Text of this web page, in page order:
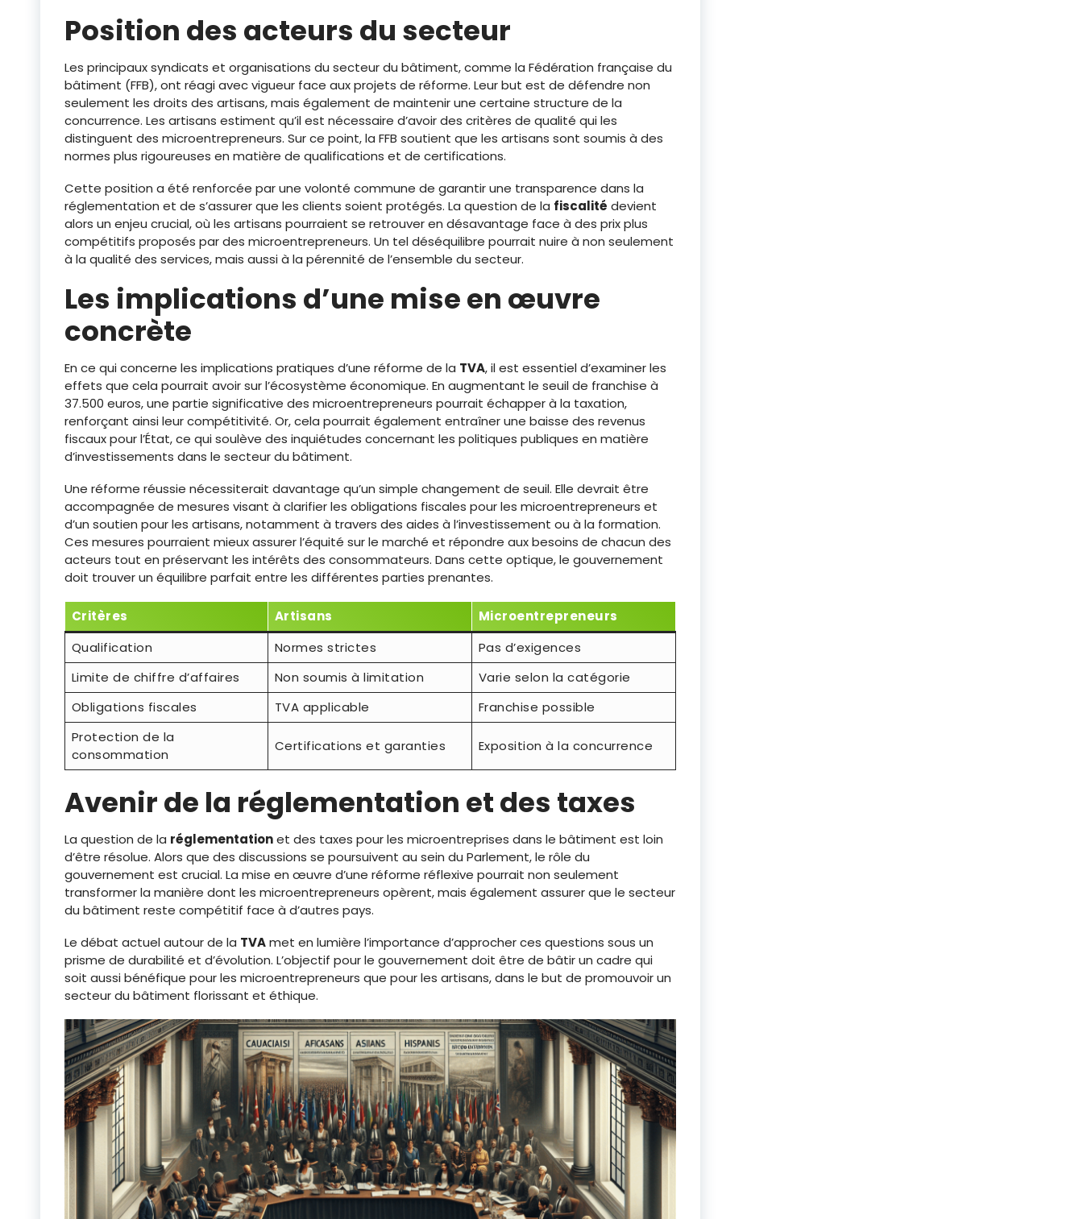
Position des acteurs du secteur
Les principaux syndicats et organisations du secteur du bâtiment, comme la Fédération française du
bâtiment (FFB), ont réagi avec vigueur face aux projets de réforme. Leur but est de défendre non
seulement les droits des artisans, mais également de maintenir une certaine structure de la
concurrence. Les artisans estiment qu’il est nécessaire d’avoir des critères de qualité qui les
distinguent des microentrepreneurs. Sur ce point, la FFB soutient que les artisans sont soumis à des
normes plus rigoureuses en matière de qualifications et de certifications.
Cette position a été renforcée par une volonté commune de garantir une transparence dans la
réglementation et de s’assurer que les clients soient protégés. La question de la fiscalité devient
alors un enjeu crucial, où les artisans pourraient se retrouver en désavantage face à des prix plus
compétitifs proposés par des microentrepreneurs. Un tel déséquilibre pourrait nuire à non seulement
à la qualité des services, mais aussi à la pérennité de l’ensemble du secteur.
Les implications d’une mise en œuvre
concrète
En ce qui concerne les implications pratiques d’une réforme de la TVA, il est essentiel d’examiner les
effets que cela pourrait avoir sur l’écosystème économique. En augmentant le seuil de franchise à
37.500 euros, une partie significative des microentrepreneurs pourrait échapper à la taxation,
renforçant ainsi leur compétitivité. Or, cela pourrait également entraîner une baisse des revenus
fiscaux pour l’État, ce qui soulève des inquiétudes concernant les politiques publiques en matière
d’investissements dans le secteur du bâtiment.
Une réforme réussie nécessiterait davantage qu’un simple changement de seuil. Elle devrait être
accompagnée de mesures visant à clarifier les obligations fiscales pour les microentrepreneurs et
d’un soutien pour les artisans, notamment à travers des aides à l’investissement ou à la formation.
Ces mesures pourraient mieux assurer l’équité sur le marché et répondre aux besoins de chacun des
acteurs tout en préservant les intérêts des consommateurs. Dans cette optique, le gouvernement
doit trouver un équilibre parfait entre les différentes parties prenantes.
Critères Artisans
Microentrepreneurs
Qualification
Normes strictes
Pas d’exigences
Limite de chiffre d’affaires
Non soumis à limitation
Varie selon la catégorie
Obligations fiscales
TVA applicable
Franchise possible
Protection de la
consommation
Certifications et garanties Exposition à la concurrence
Avenir de la réglementation et des taxes
La question de la réglementationet des taxes pour les microentreprises dans le bâtiment est loin
d’être résolue. Alors que des discussions se poursuivent au sein du Parlement, le rôle du
gouvernement est crucial. La mise en œuvre d’une réforme réflexive pourrait non seulement
transformer la manière dont les microentrepreneurs opèrent, mais également assurer que le secteur
du bâtiment reste compétitif face à d’autres pays.
Le débat actuel autour de la TVAmet en lumière l’importance d’approcher ces questions sous un
prisme de durabilité et d’évolution. L’objectif pour le gouvernement doit être de bâtir un cadre qui
soit aussi bénéfique pour les microentrepreneurs que pour les artisans, dans le but de promouvoir un
secteur du bâtiment florissant et éthique.